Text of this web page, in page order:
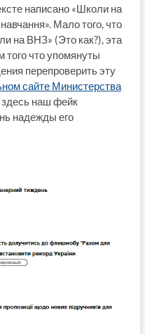
написано «Школи на
Мало того, что
на ВНЗ» (Это как?), эта
того что упомянуты
перепроверить эту
сайте Министерства
здесь наш фейк
надежды его